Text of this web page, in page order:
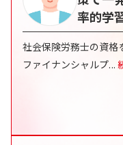
率的学
社会保険労務士の資格
ファイナンシャルプ...